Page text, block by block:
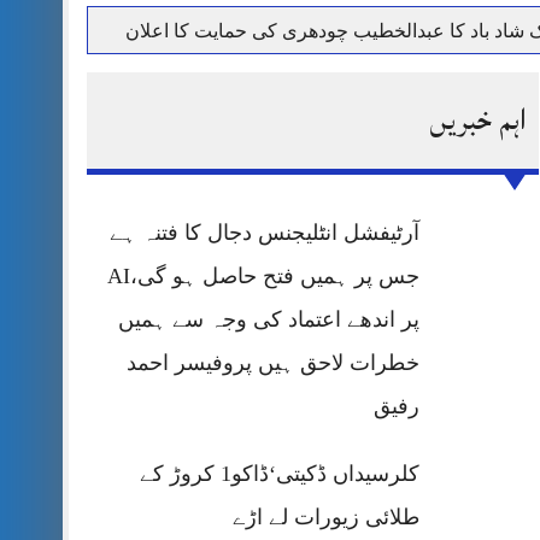
کی پریس کانفرنس
اہم خبریں
آرٹیفشل انٹلیجنس دجال کا فتنہ ہے
جس پر ہمیں فتح حاصل ہو گی،AI
پر اندھے اعتماد کی وجہ سے ہمیں
خطرات لاحق ہیں پروفیسر احمد
رفیق
کلرسیداں ڈکیتی‘ڈاکو1 کروڑ کے
طلائی زیورات لے اڑے